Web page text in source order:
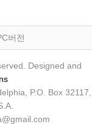
버전
Designed and
P.O. Box 32117,